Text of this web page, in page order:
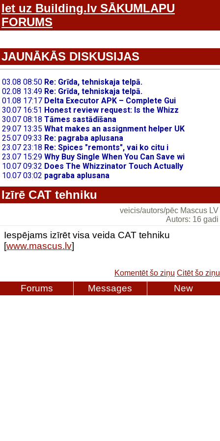
Iet uz Building.lv SĀKUMLAPU
FORUMS
JAUNĀKĀS DISKUSIJAS
Izīrē CAT tehniku
veicis/autors/pēc Mascus LV
Autors: 16 gadi
Iespējams izīrēt visa veida CAT tehniku
[www.mascus.lv]
Komentēt šo ziņu Citēt šo ziņu
Forums Messages New